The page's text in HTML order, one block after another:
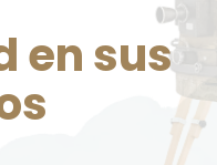
en sus